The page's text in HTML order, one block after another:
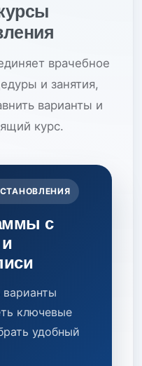
врачебное
и занятия,
варианты и
курс.
с
ключевые
удобный